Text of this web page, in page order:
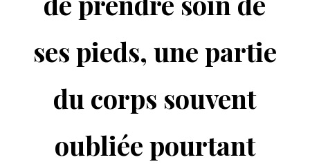
ses pieds, une partie
du corps souvent
oubliée pourtant